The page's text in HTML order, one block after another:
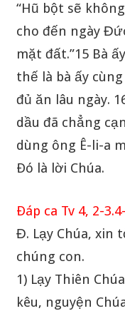
“Hũ bột sẽ
cho đến ngày
mặt đất.”15 Bà
thế là bà ấy
đủ ăn lâu ngày.
dầu đã chẳng
dùng ông Ê-li-a
Ðó là lời Chúa.
Ðáp ca Tv 4, 2-
Đ. Lạy Chúa, xin
chúng con.
1) Lạy Thiên
kêu, nguyện